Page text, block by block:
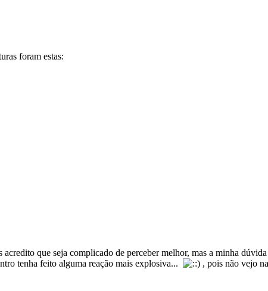
foram estas:
que seja complicado de perceber melhor, mas a minha
tenha feito alguma reação mais explosiva...
, pois não vejo